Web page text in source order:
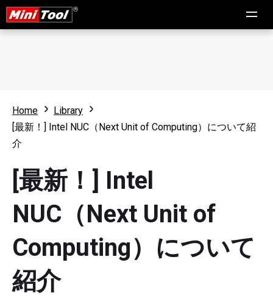
Home
Library
[最新！] Intel NUC（Next Unit of Computing）について紹
介
[最新！] Intel
NUC（Next Unit of
Computing）について
紹介